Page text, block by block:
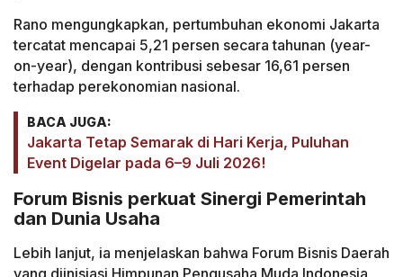
Rano mengungkapkan, pertumbuhan ekonomi Jakarta
tercatat mencapai 5,21 persen secara tahunan (year-
on-year), dengan kontribusi sebesar 16,61 persen
terhadap perekonomian nasional.
BACA JUGA:
Jakarta Tetap Semarak di Hari Kerja, Puluhan
Event Digelar pada 6–9 Juli 2026!
Forum Bisnis perkuat Sinergi Pemerintah
dan Dunia Usaha
Lebih lanjut, ia menjelaskan bahwa Forum Bisnis Daerah